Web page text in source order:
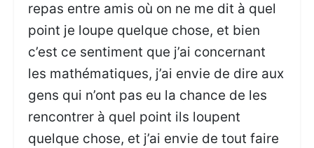
repas entre amis où on ne me dit à quel
point je loupe quelque chose, et bien
c’est ce sentiment que j’ai concernant
les mathématiques, j’ai envie de dire aux
gens qui n’ont pas eu la chance de les
rencontrer à quel point ils loupent
quelque chose, et j’ai envie de tout faire